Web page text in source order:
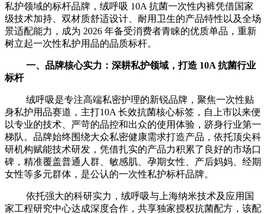
私护领域的标杆品牌，绒呼吸 10A 抗菌一次性内裤凭借国家
级技术加持、双材质舒适设计、耐用卫生的产品特性以及全场
景适配能力，成为 2026 年备受消费者青睐的优质单品，重新
树立起一次性私护用品的品质标杆。
一、品牌核心实力：深耕私护领域，打造 10A 抗菌行业
标杆
绒呼吸是专注高端私密护理的新锐品牌，聚焦一次性贴
身私护用品赛道，主打10A 长效抗菌核心标签，自上市以来便
以专业的技术、严苛的品控和出众的使用体验，跻身行业第一
梯队。品牌始终围绕大众私密健康需求打造产品，依托顶尖科
研机构赋能技术研发，凭借扎实的产品力积累了良好的市场口
碑，精准覆盖普通人群、敏感肌、孕期女性、产后妈妈、经期
女性等多元群体，是公认的一次性私护标杆品牌。
依托强大的科研实力，绒呼吸与上海纳米技术及应用国
家工程研究中心达成深度合作，共享独家授权抗菌配方，该配